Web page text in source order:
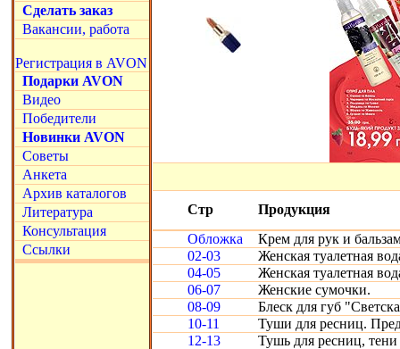
Сделать заказ
Вакансии, работа
Регистрация в AVON
Подарки AVON
Видео
Победители
Новинки AVON
Советы
Анкета
Архив каталогов
Литература
Консультация
Ссылки
Стр
Продукция
Обложка
Крем для рук и
02-03
Женская туалетная
04-05
Женская туалетная
06-07
Женские сумочки.
08-09
Блеск для губ
10-11
Туши для ресниц.
12-13
Тушь для ресниц, тени